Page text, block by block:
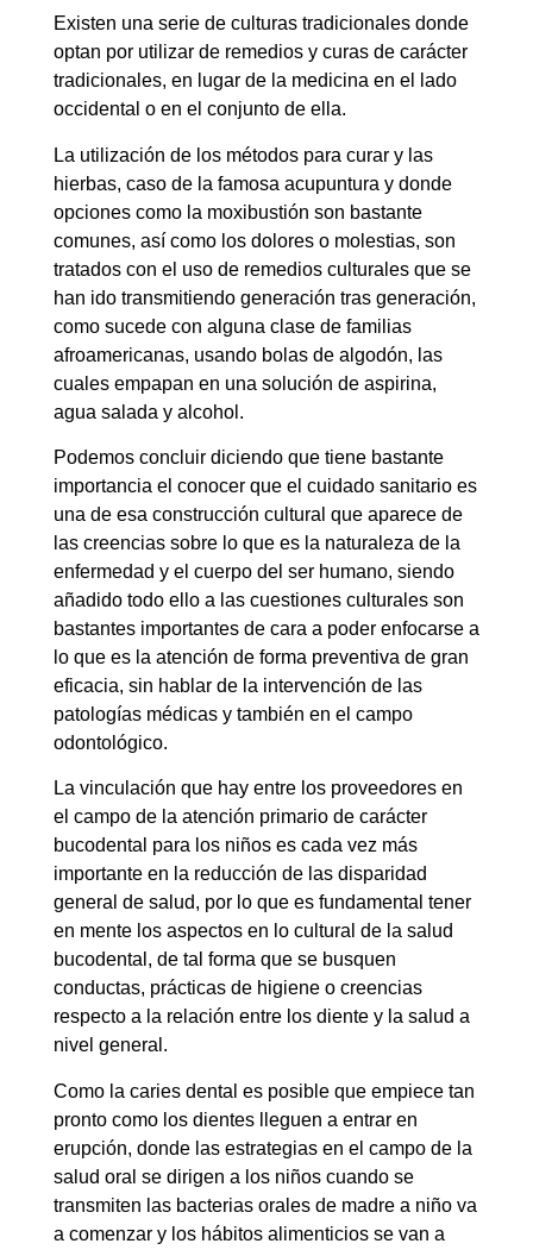
Existen una serie de culturas tradicionales donde
optan por utilizar de remedios y curas de carácter
tradicionales, en lugar de la medicina en el lado
occidental o en el conjunto de ella.
La utilización de los métodos para curar y las
hierbas, caso de la famosa acupuntura y donde
opciones como la moxibustión son bastante
comunes, así como los dolores o molestias, son
tratados con el uso de remedios culturales que se
han ido transmitiendo generación tras generación,
como sucede con alguna clase de familias
afroamericanas, usando bolas de algodón, las
cuales empapan en una solución de aspirina,
agua salada y alcohol.
Podemos concluir diciendo que tiene bastante
importancia el conocer que el cuidado sanitario es
una de esa construcción cultural que aparece de
las creencias sobre lo que es la naturaleza de la
enfermedad y el cuerpo del ser humano, siendo
añadido todo ello a las cuestiones culturales son
bastantes importantes de cara a poder enfocarse a
lo que es la atención de forma preventiva de gran
eficacia, sin hablar de la intervención de las
patologías médicas y también en el campo
odontológico.
La vinculación que hay entre los proveedores en
el campo de la atención primario de carácter
bucodental para los niños es cada vez más
importante en la reducción de las disparidad
general de salud, por lo que es fundamental tener
en mente los aspectos en lo cultural de la salud
bucodental, de tal forma que se busquen
conductas, prácticas de higiene o creencias
respecto a la relación entre los diente y la salud a
nivel general.
Como la caries dental es posible que empiece tan
pronto como los dientes lleguen a entrar en
erupción, donde las estrategias en el campo de la
salud oral se dirigen a los niños cuando se
transmiten las bacterias orales de madre a niño va
a comenzar y los hábitos alimenticios se van a